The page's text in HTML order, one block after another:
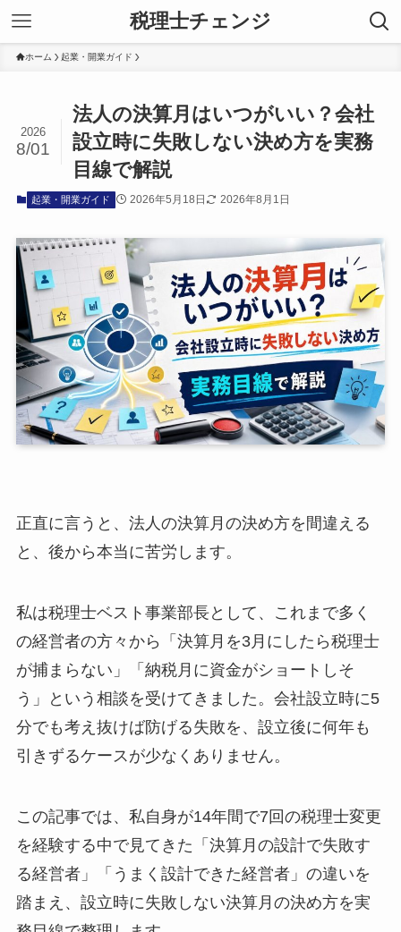
税理士チェンジ
ホーム 起業・開業ガイド
法人の決算月はいつがいい？会社
設立時に失敗しない決め方を実務
目線で解説
2026
8/01
起業・開業ガイド 2026年5月18日 2026年8月1日
正直に言うと、法人の決算月の決め方を間違える
と、後から本当に苦労します。
私は税理士ベスト事業部長として、これまで多く
の経営者の方々から「決算月を3月にしたら税理士
が捕まらない」「納税月に資金がショートしそ
う」という相談を受けてきました。会社設立時に5
分でも考え抜けば防げる失敗を、設立後に何年も
引きずるケースが少なくありません。
この記事では、私自身が14年間で7回の税理士変更
を経験する中で見てきた「決算月の設計で失敗す
る経営者」「うまく設計できた経営者」の違いを
踏まえ、設立時に失敗しない決算月の決め方を実